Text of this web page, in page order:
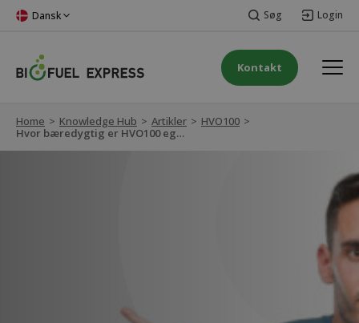
Dansk Søg Login
Kontakt
Home > Knowledge Hub > Artikler > HVO100 >
Hvor bæredygtig er HVO100 egentlig?